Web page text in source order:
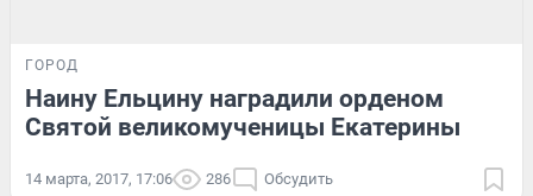
ГОРОД
Наину Ельцину наградили орденом
Святой великомученицы Екатерины
14 марта, 2017, 17:06 286 Обсудить